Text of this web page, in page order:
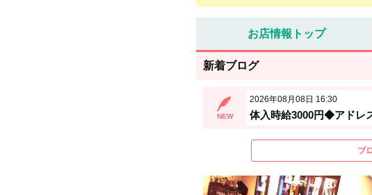
お店情報トップ
新着ブログ
NEW
2026年08月08日 16:30
体入時給3000円◆アドレ
ブ